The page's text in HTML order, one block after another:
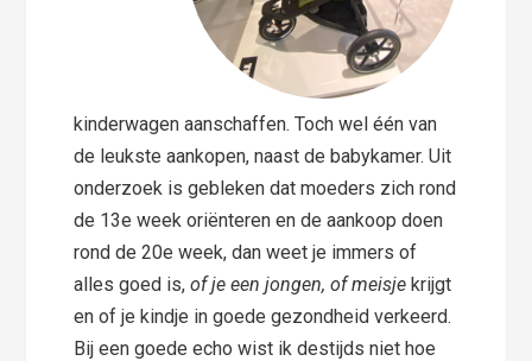
kinderwagen aanschaffen. Toch wel één van
de leukste aankopen, naast de babykamer. Uit
onderzoek is gebleken dat moeders zich rond
de 13e week oriënteren en de aankoop doen
rond de 20e week, dan weet je immers of
alles goed is,of je een jongen, of meisje krijgt
en of je kindje in goede gezondheid verkeerd.
Bij een goede echo wist ik destijds niet hoe